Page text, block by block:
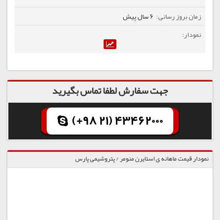
6 سال پیش
جهت سفارش لطفا تماس بگیرید
(+98 21) 43462000
نمودار قیمت ماهانه ی استایرن منومر / پتروشیمی پارس